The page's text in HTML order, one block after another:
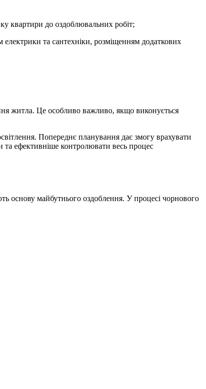
квартири до оздоблювальних робіт;
та сантехніки, розміщенням додаткових
житла. Це особливо важливо, якщо виконується
Попереднє планування дає змогу врахувати
та ефективніше контролювати весь процес
основу майбутнього оздоблення. У процесі чорнового